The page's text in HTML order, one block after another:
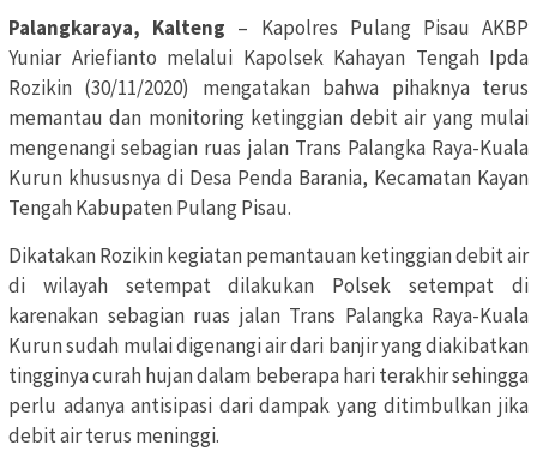
Palangkaraya, Kalteng – Kapolres Pulang Pisau AKBP
Yuniar Ariefianto melalui Kapolsek Kahayan Tengah Ipda
Rozikin (30/11/2020) mengatakan bahwa pihaknya terus
memantau dan monitoring ketinggian debit air yang mulai
mengenangi sebagian ruas jalan Trans Palangka Raya-Kuala
Kurun khususnya di Desa Penda Barania, Kecamatan Kayan
Tengah Kabupaten Pulang Pisau.
Dikatakan Rozikin kegiatan pemantauan ketinggian debit air
di wilayah setempat dilakukan Polsek setempat di
karenakan sebagian ruas jalan Trans Palangka Raya-Kuala
Kurun sudah mulai digenangi air dari banjir yang diakibatkan
tingginya curah hujan dalam beberapa hari terakhir sehingga
perlu adanya antisipasi dari dampak yang ditimbulkan jika
debit air terus meninggi.